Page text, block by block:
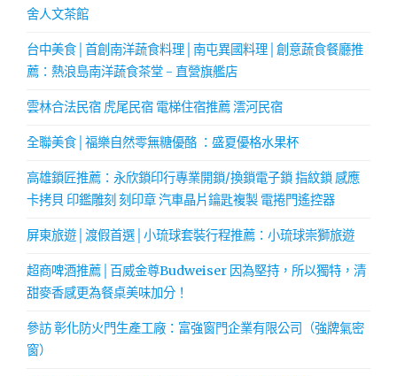
舍人文茶館
台中美食│首創南洋蔬食料理│南屯異國料理│創意蔬食餐廳推
薦：熱浪島南洋蔬食茶堂 - 直營旗艦店
雲林合法民宿 虎尾民宿 電梯住宿推薦 澐河民宿
全聯美食│福樂自然零無糖優酪 ：盛夏優格水果杯
高雄鎖匠推薦：永欣鎖印行專業開鎖/換鎖電子鎖 指紋鎖 感應
卡拷貝 印鑑雕刻 刻印章 汽車晶片鑰匙複製 電捲門遙控器
屏東旅遊│渡假首選│小琉球套裝行程推薦：小琉球崇獅旅遊
超商啤酒推薦│百威金尊Budweiser 因為堅持，所以獨特，清
甜麥香感更為餐桌美味加分！
參訪 彰化防火門生產工廠：富強窗門企業有限公司（強牌氣密
窗）